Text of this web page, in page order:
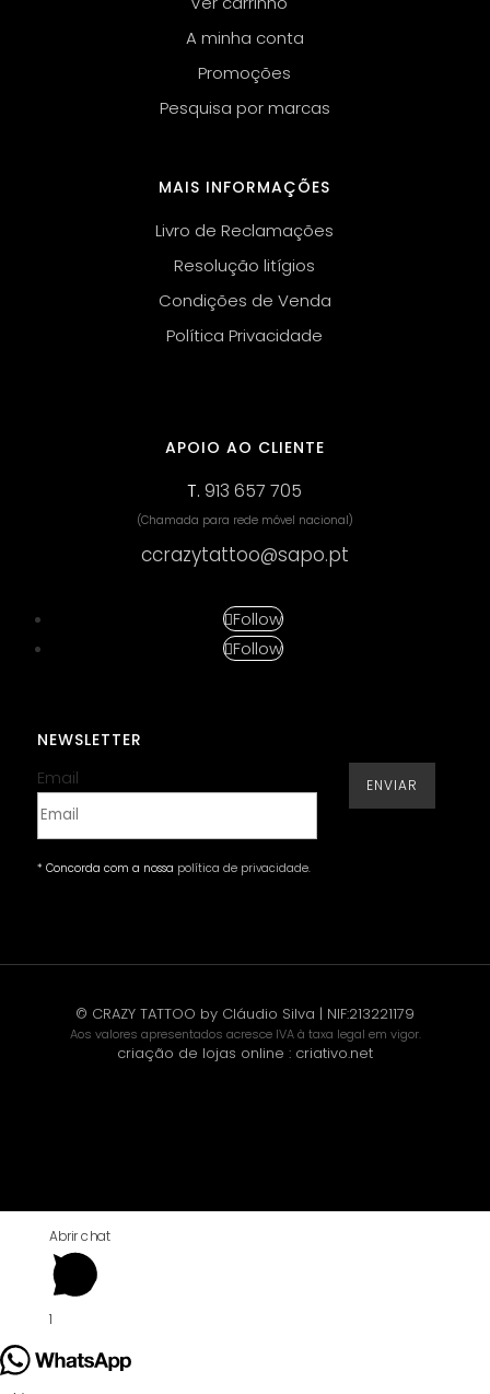
A minha conta
Promoções
Pesquisa por marcas
MAIS INFORMAÇÕES
Livro de Reclamações
Resolução litígios
Condições de Venda
Política Privacidade
APOIO AO CLIENTE
T.913 657 705
(Chamada para rede móvel nacional)
ccrazytattoo@sapo.pt
Follow
Follow
NEWSLETTER
Email ENVIAR
* Concorda com a nossa política de privacidade.
© CRAZY TATTOO by Cláudio Silva | NIF:213221179
Aos valores apresentados acresce IVA à taxa legal em vigor.
criação de lojas online : criativo.net
Abrir chat
1